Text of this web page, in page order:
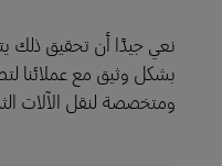
نعي جيدًا أن تحقيق ذلك
بشكل وثيق مع عملائنا
ومتخصصة لنقل الآلات الثمينة